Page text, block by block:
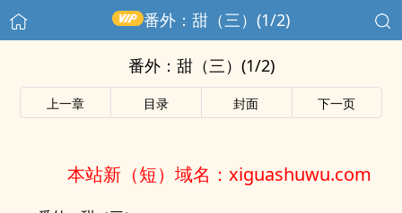
番外：甜（三）(1/2)
番外：甜（三）(1/2)
上一章 目录 封面 下一页
本站新（短）域名：xiguashuwu.com